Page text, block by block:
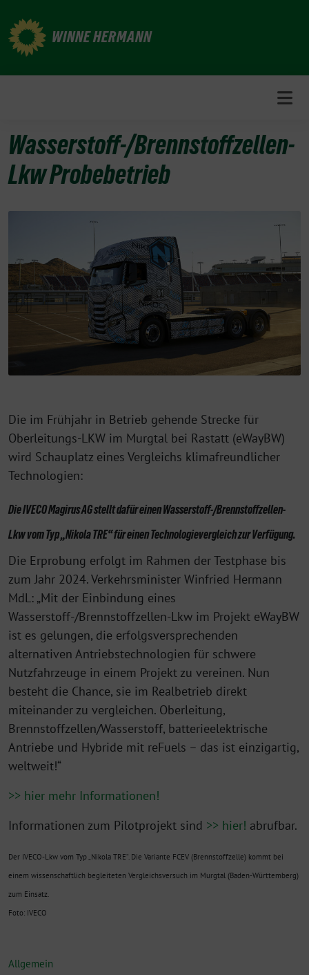
zum
Inhalt
WINNE HERMANN
Wasserstoff-/Brennstoffzellen-
Lkw Probebetrieb
Die im Frühjahr in Betrieb gehende Strecke für
Oberleitungs-LKW im Murgtal bei Rastatt (eWayBW)
wird Schauplatz eines Vergleichs klimafreundlicher
Technologien:
Die IVECO Magirus AG stellt dafür einen Wasserstoff-/Brennstoffzellen-
Lkw vom Typ „Nikola TRE“ für einen Technologievergleich zur Verfügung.
Die Erprobung erfolgt im Rahmen der Testphase bis
zum Jahr 2024. Verkehrsminister Winfried Hermann
MdL: „Mit der Einbindung eines
Wasserstoff-/Brennstoffzellen-Lkw im Projekt eWayBW
ist es gelungen, die erfolgsversprechenden
alternativen Antriebstechnologien für schwere
Nutzfahrzeuge in einem Projekt zu vereinen. Nun
besteht die Chance, sie im Realbetrieb direkt
miteinander zu vergleichen. Oberleitung,
Brennstoffzellen/Wasserstoff, batterieelektrische
Antriebe und Hybride mit reFuels – das ist einzigartig,
weltweit!“
>> hier mehr Informationen!
Informationen zum Pilotprojekt sind >> hier! abrufbar.
Der IVECO-Lkw vom Typ „Nikola TRE“. Die Variante FCEV (Brennstoffzelle) kommt bei
einem wissenschaftlich begleiteten Vergleichsversuch im Murgtal (Baden-Württemberg)
zum Einsatz.
Foto: IVECO
Allgemein